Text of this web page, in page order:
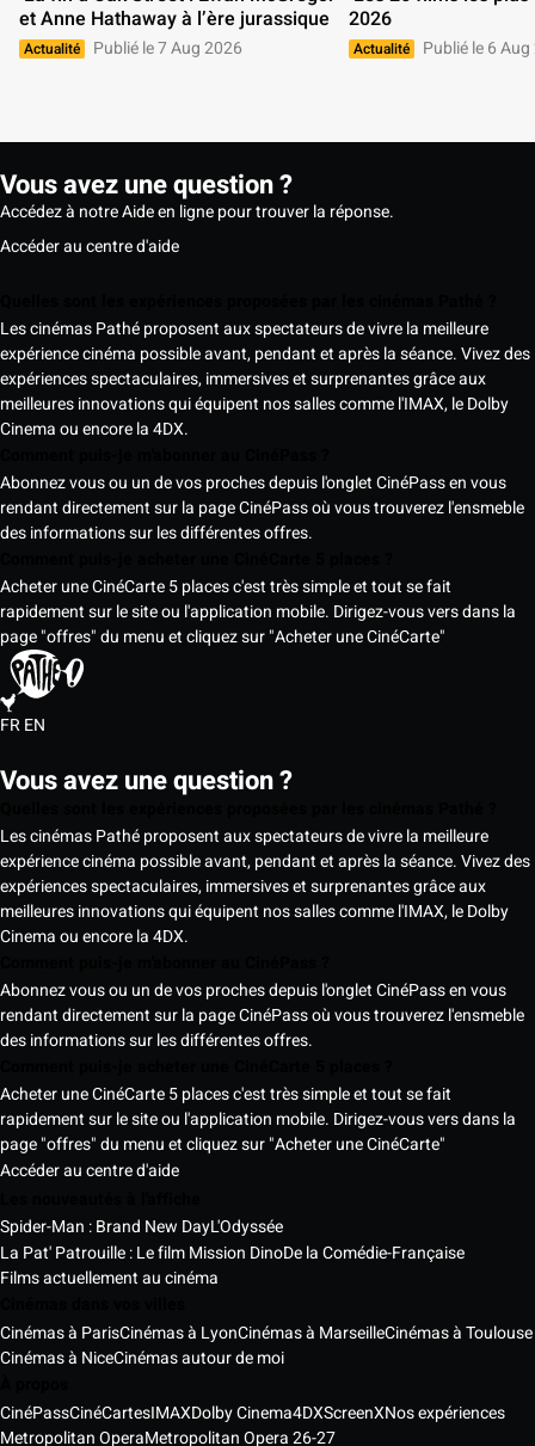
et Anne Hathaway à l’ère jurassique
Actualité Publié le 7 Aug 2026
2026
Actualité Publié le 6
Vous avez une question ?
Accédez à notre Aide en ligne pour trouver la réponse.
Accéder au centre d'aide
Les cinémas Pathé proposent aux spectateurs de vivre la meilleure
expérience cinéma possible avant, pendant et après la séance. Vivez des
expériences spectaculaires, immersives et surprenantes grâce aux
meilleures innovations qui équipent nos salles comme l'IMAX, le Dolby
Cinema ou encore la 4DX.
Abonnez vous ou un de vos proches depuis l'onglet CinéPass en vous
rendant directement sur la page CinéPass où vous trouverez l'ensmeble
des informations sur les différentes offres.
Acheter une CinéCarte 5 places c'est très simple et tout se fait
rapidement sur le site ou l'application mobile. Dirigez-vous vers dans la
page "offres" du menu et cliquez sur "Acheter une CinéCarte"
FREN
Vous avez une question ?
Les cinémas Pathé proposent aux spectateurs de vivre la meilleure
expérience cinéma possible avant, pendant et après la séance. Vivez des
expériences spectaculaires, immersives et surprenantes grâce aux
meilleures innovations qui équipent nos salles comme l'IMAX, le Dolby
Cinema ou encore la 4DX.
Abonnez vous ou un de vos proches depuis l'onglet CinéPass en vous
rendant directement sur la page CinéPass où vous trouverez l'ensmeble
des informations sur les différentes offres.
Acheter une CinéCarte 5 places c'est très simple et tout se fait
rapidement sur le site ou l'application mobile. Dirigez-vous vers dans la
page "offres" du menu et cliquez sur "Acheter une CinéCarte"
Accéder au centre d'aide
Spider-Man : Brand New DayL'Odyssée
La Pat' Patrouille : Le film Mission DinoDe la Comédie-Française
Films actuellement au cinéma
Cinémas à ParisCinémas à LyonCinémas à MarseilleCinémas à Toulouse
Cinémas à NiceCinémas autour de moi
CinéPassCinéCartesIMAXDolby Cinema4DXScreenXNos expériences
Metropolitan OperaMetropolitan Opera 26-27